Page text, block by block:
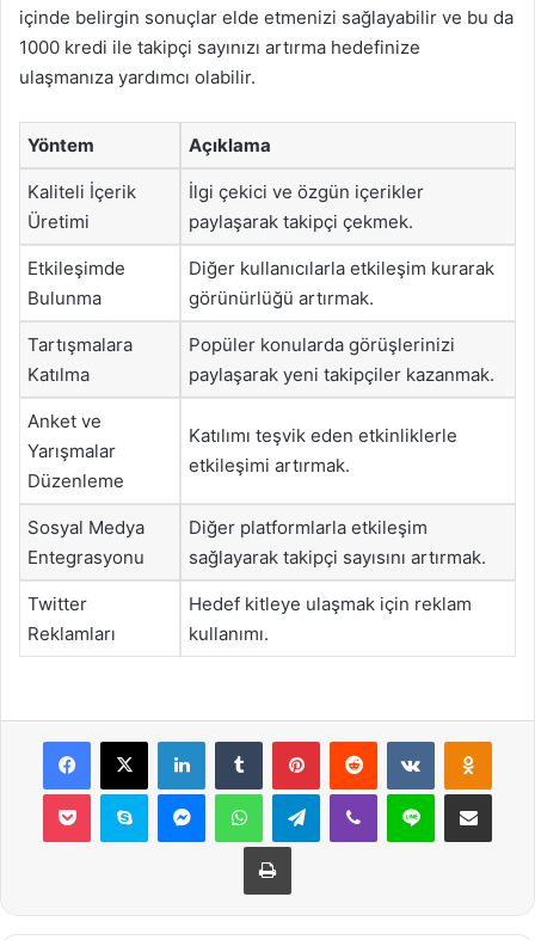
içinde belirgin sonuçlar elde etmenizi sağlayabilir ve bu da
1000 kredi ile takipçi sayınızı artırma hedefinize
ulaşmanıza yardımcı olabilir.
Yöntem Açıklama
Kaliteli İçerik
Üretimi
İlgi çekici ve özgün içerikler
paylaşarak takipçi çekmek.
Etkileşimde
Bulunma
Diğer kullanıcılarla etkileşim kurarak
görünürlüğü artırmak.
Tartışmalara
Katılma
Popüler konularda görüşlerinizi
paylaşarak yeni takipçiler kazanmak.
Anket ve
Yarışmalar
Düzenleme
Katılımı teşvik eden etkinliklerle
etkileşimi artırmak.
Sosyal Medya
Entegrasyonu
Diğer platformlarla etkileşim
sağlayarak takipçi sayısını artırmak.
Twitter
Reklamları
Hedef kitleye ulaşmak için reklam
kullanımı.
Facebook
X LinkedInTumblr PinterestReddit VKontakte
Pocket Skype MessengerWhatsAppTelegramViber Line E-Posta ile
Yazdır